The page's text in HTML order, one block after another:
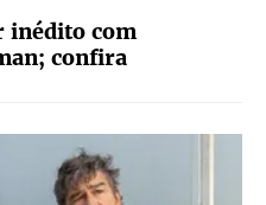
inédito com
confira